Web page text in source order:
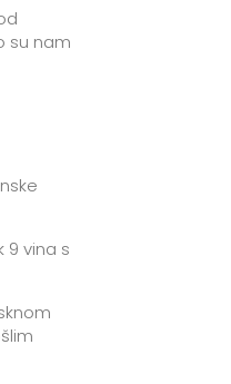
su nam
9 vina s